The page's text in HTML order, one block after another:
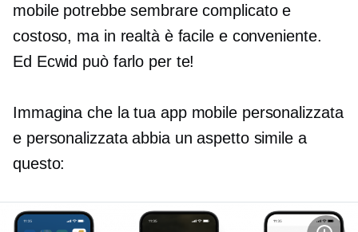
mobile potrebbe sembrare complicato e
costoso, ma in realtà è facile e conveniente.
Ed Ecwid può farlo per te!
Immagina che la tua app mobile personalizzata
e personalizzata abbia un aspetto simile a
questo: